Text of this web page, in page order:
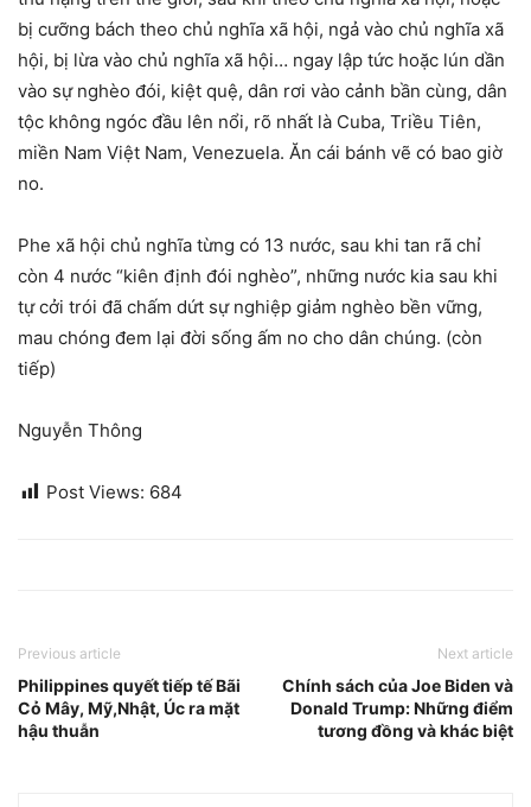
bị cưỡng bách theo chủ nghĩa xã hội, ngả vào chủ nghĩa xã
hội, bị lừa vào chủ nghĩa xã hội… ngay lập tức hoặc lún dần
vào sự nghèo đói, kiệt quệ, dân rơi vào cảnh bần cùng, dân
tộc không ngóc đầu lên nổi, rõ nhất là Cuba, Triều Tiên,
miền Nam Việt Nam, Venezuela. Ăn cái bánh vẽ có bao giờ
no.
Phe xã hội chủ nghĩa từng có 13 nước, sau khi tan rã chỉ
còn 4 nước “kiên định đói nghèo”, những nước kia sau khi
tự cởi trói đã chấm dứt sự nghiệp giảm nghèo bền vững,
mau chóng đem lại đời sống ấm no cho dân chúng. (còn
tiếp)
Nguyễn Thông
Post Views: 684
Previous article
Philippines quyết tiếp tế Bãi
Cỏ Mây, Mỹ,Nhật, Úc ra mặt
hậu thuẫn
Next article
Chính sách của Joe Biden và
Donald Trump: Những điểm
tương đồng và khác biệt